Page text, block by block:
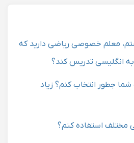
معلم خصوصی ریاضی دارید که
به انگلیسی تدریس کند؟
جطور انتخاب کنم؟ زیاد
مختلف استفاده کنم؟